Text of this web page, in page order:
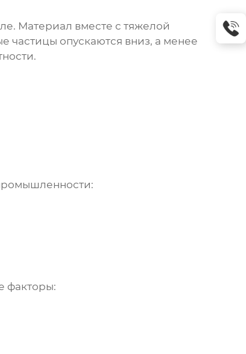
Материал вместе с тяжелой
частицы опускаются вниз, а менее
факторы: